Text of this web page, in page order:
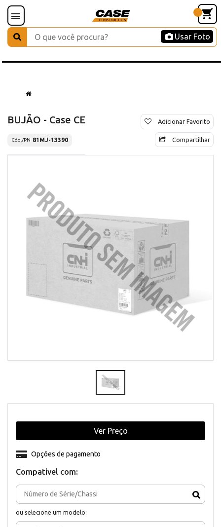
Usar Foto
BUJÃO - Case CE
Cód./PN 81MJ-13390
Adicionar Favorito
Compartilhar
Compativel com:
ou selecione um modelo:
Opções de pagamento
Ver Preço